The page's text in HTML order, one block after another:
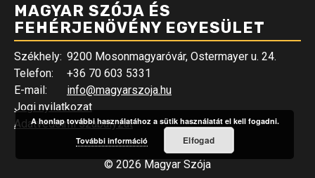
MAGYAR SZÓJA ÉS
FEHÉRJENÖVÉNY EGYESÜLET
Székhely: 9200 Mosonmagyaróvár, Ostermayer u. 24.
Telefon:
+36 70 603 5331
E-mail:
info@magyarszoja.hu
Jogi nyilatkozat
Adatvédelmi szabályzat
© 2026 Magyar Szója
A honlap további használatához a sütik használatát el kell fogadni.
További információ
Elfogad